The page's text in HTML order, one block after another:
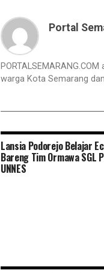
Portal
warga Kota Semarang
Lansia Podorejo Belajar
Bareng Tim Ormawa SGL
UNNES